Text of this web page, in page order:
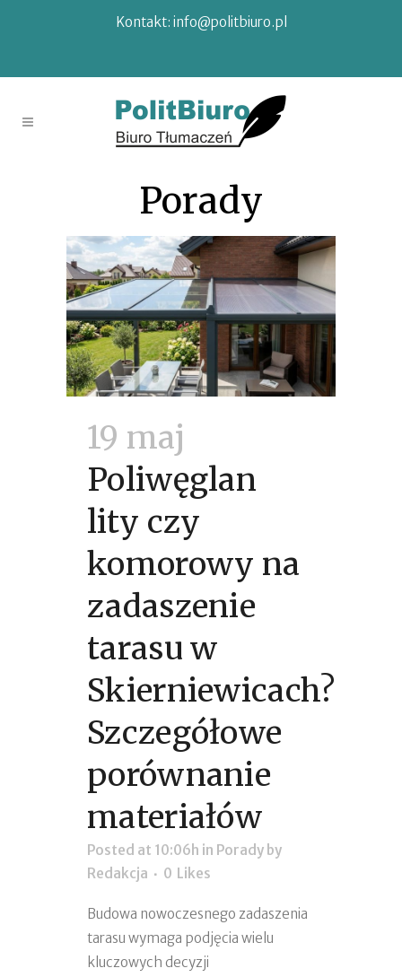
Kontakt: info@politbiuro.pl
Porady
19 maj
Poliwęglan
lity czy
komorowy na
zadaszenie
tarasu w
Skierniewicach?
Szczegółowe
porównanie
materiałów
Posted at 10:06h in Porady by
Redakcja
0 Likes
Budowa nowoczesnego zadaszenia
tarasu wymaga podjęcia wielu
kluczowych decyzji